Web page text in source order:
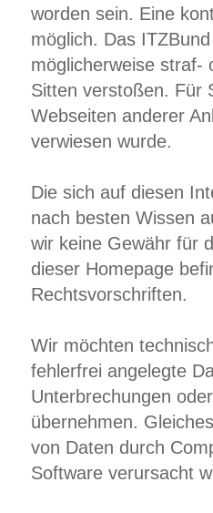
worden sein. Eine
möglich. Das
möglicherweise straf-
Sitten verstoßen. Für
Webseiten anderer
verwiesen wurde.
Die sich auf diesen
nach besten Wissen
wir keine Gewähr für
dieser Homepage
Rechtsvorschriften.
Wir möchten
fehlerfrei angelegte
Unterbrechungen
übernehmen.
von Daten durch
Software verursacht